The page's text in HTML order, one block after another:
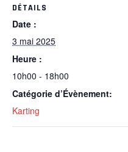
DÉTAILS
Date :
3 mai 2025
Heure :
10h00 - 18h00
Catégorie d’Évènement:
Karting